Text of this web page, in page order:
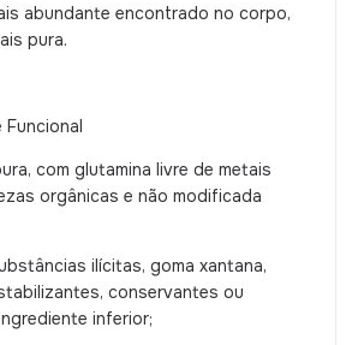
abundante encontrado no corpo,
pura.
Funcional
com glutamina livre de metais
orgânicas e não modificada
ilícitas, goma xantana,
conservantes ou
inferior;